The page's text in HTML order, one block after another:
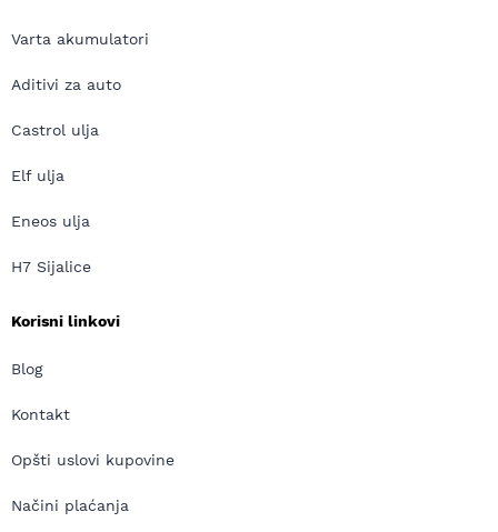
Varta akumulatori
Aditivi za auto
Castrol ulja
Elf ulja
Eneos ulja
H7 Sijalice
Korisni linkovi
Blog
Kontakt
Opšti uslovi kupovine
Načini plaćanja